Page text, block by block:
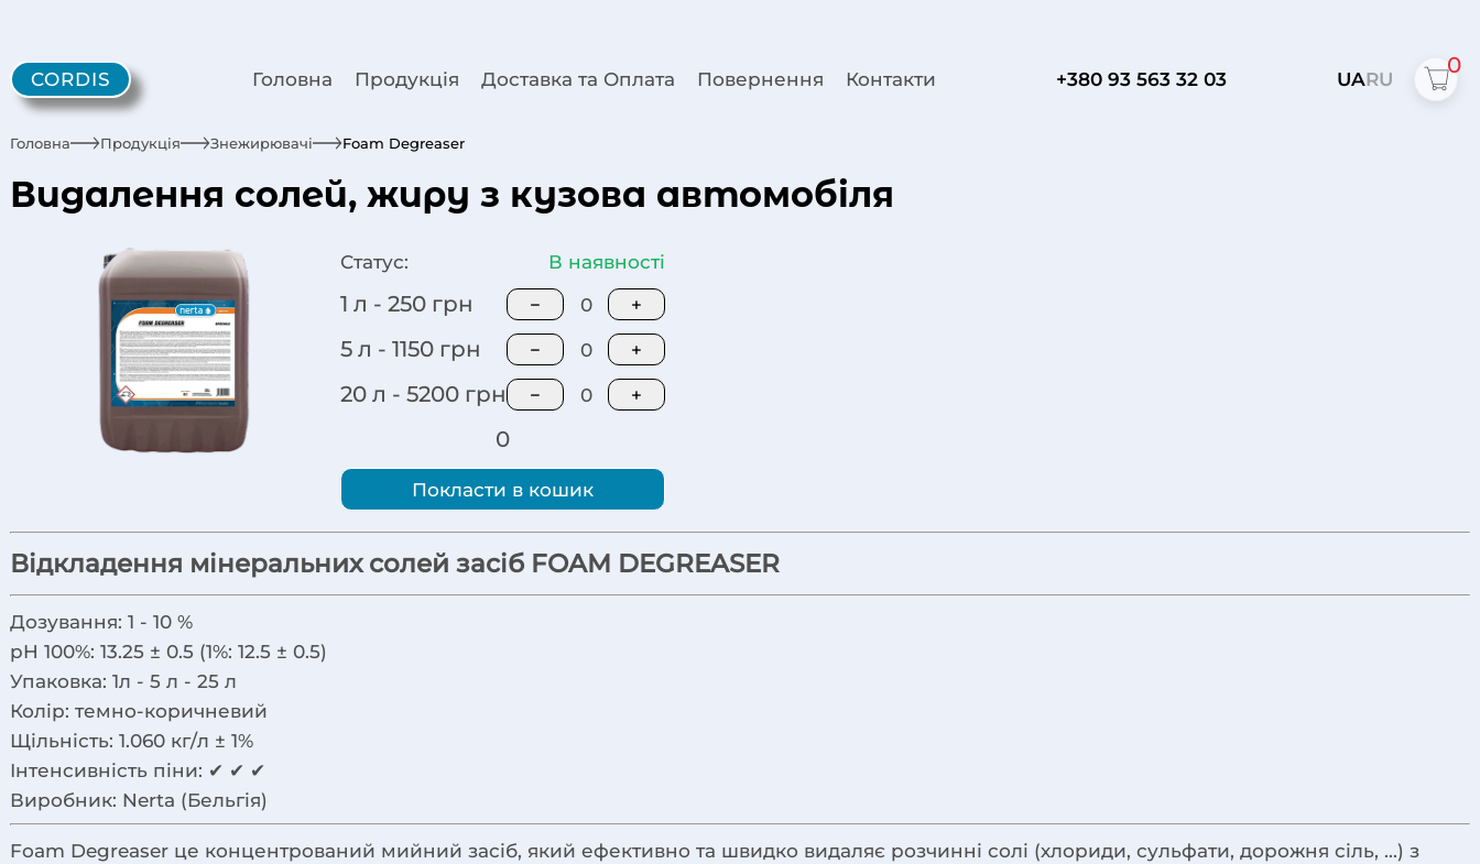
CORDIS Головна Продукція Доставка та Оплата Повернення Контакти +380 93 563 32 03 UARU
0
Головна Продукція Знежирювачі Foam Degreaser
Видалення солей, жиру з кузова автомобіля
Статус: В наявності
1 л -250 грн − 0 +
5 л -1150 грн − 0 +
20 л -5200 грн − 0 +
0
Покласти в кошик
Відкладення мінеральних солей засіб FOAM DEGREASER
Дозування:1 - 10 %
pH 100%:13.25 ± 0.5 (1%: 12.5 ± 0.5)
Упаковка:1л - 5 л - 25 л
Колір:темно-коричневий
Щільність:1.060 кг/л ± 1%
Інтенсивність піни: ✔ ✔ ✔
Виробник: Nerta (Бельгія)
Foam Degreaser це концентрований мийний засіб, який ефективно та швидко видаляє розчинні солі (хлориди, сульфати, дорожня сіль, ...) з